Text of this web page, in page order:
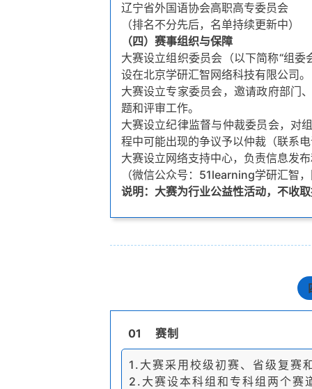
辽宁省外国语协会高职高专委员会
（排名不分先后，名单持续更新中）
（四）赛事组织与保障
大赛设立组织委员会（以下简称“组
设在北京学研汇智网络科技有限公司。
大赛设立专家委员会，邀请政府部门
题和评审工作。
大赛设立纪律监督与仲裁委员会，对
程中可能出现的争议予以仲裁（联系
大赛设立网络支持中心，负责信息发
（微信公众号：51learning学研汇
说明：大赛为行业公益性活动，不收
01 赛制
1.大赛采用校级初赛、省级复赛
2.大赛设本科组和专科组两个赛